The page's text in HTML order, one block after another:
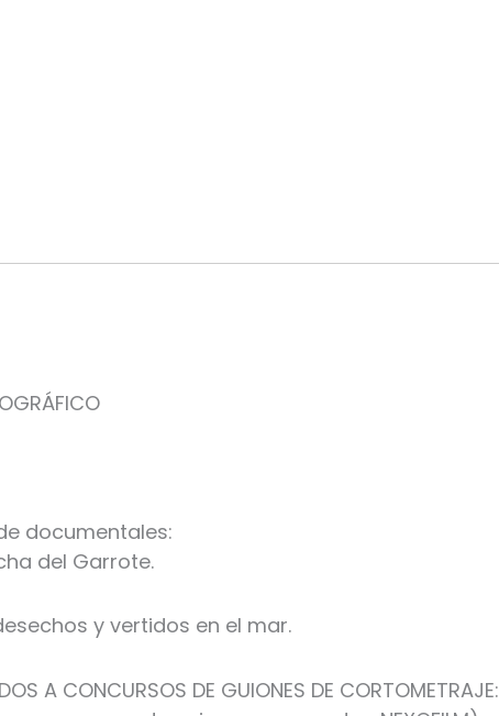
documentales:
del Garrote.
y vertidos en el mar.
A CONCURSOS DE GUIONES DE CORTOMETRAJE: